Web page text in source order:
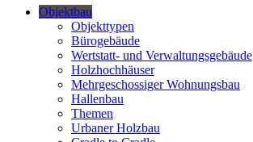
Objektbau
Objekttypen
Bürogebäude
Wertstatt- und Verwaltungsgebäude
Holzhochhäuser
Mehrgeschossiger Wohnungsbau
Hallenbau
Themen
Urbaner Holzbau